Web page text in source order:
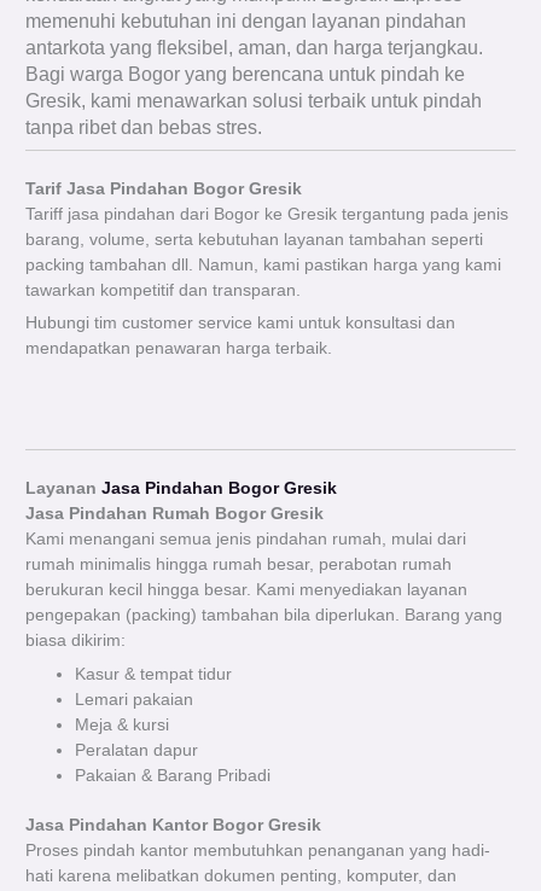
memenuhi kebutuhan ini dengan layanan pindahan
antarkota yang fleksibel, aman, dan harga terjangkau.
Bagi warga Bogor yang berencana untuk pindah ke
Gresik, kami menawarkan solusi terbaik untuk pindah
tanpa ribet dan bebas stres.
Tarif Jasa Pindahan Bogor Gresik
Tariff jasa pindahan dari Bogor ke Gresik tergantung pada jenis
barang, volume, serta kebutuhan layanan tambahan seperti
packing tambahan dll. Namun, kami pastikan harga yang kami
tawarkan kompetitif dan transparan.
Hubungi tim customer service kami untuk konsultasi dan
mendapatkan penawaran harga terbaik.
LayananJasa Pindahan Bogor Gresik
Jasa Pindahan Rumah BogorGresik
Kami menangani semua jenis pindahan rumah, mulai dari
rumah minimalis hingga rumah besar, perabotan rumah
berukuran kecil hingga besar. Kami menyediakan layanan
pengepakan (packing) tambahan bila diperlukan.
Barang yang
biasa dikirim:
Kasur & tempat tidur
Lemari pakaian
Meja & kursi
Peralatan dapur
Pakaian & Barang Pribadi
Jasa Pindahan Kantor Bogor Gresik
Proses pindah kantor membutuhkan penanganan yang hadi-
hati karena melibatkan dokumen penting, komputer, dan